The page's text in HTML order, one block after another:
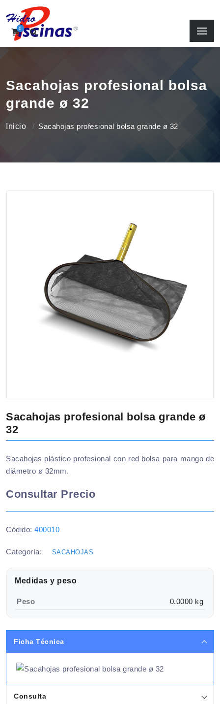
0
Sacahojas profesional bolsa
grande ø 32
Inicio Sacahojas profesional bolsa grande ø 32
Sacahojas profesional bolsa grande ø
32
Sacahojas plástico profesional con red bolsa para mango de
diámetro ø 32mm.
Consultar Precio
Códido: 400010
Categoría: SACAHOJAS
Medidas y peso
Peso 0.0000 kg
Ficha Técnica
Consulta